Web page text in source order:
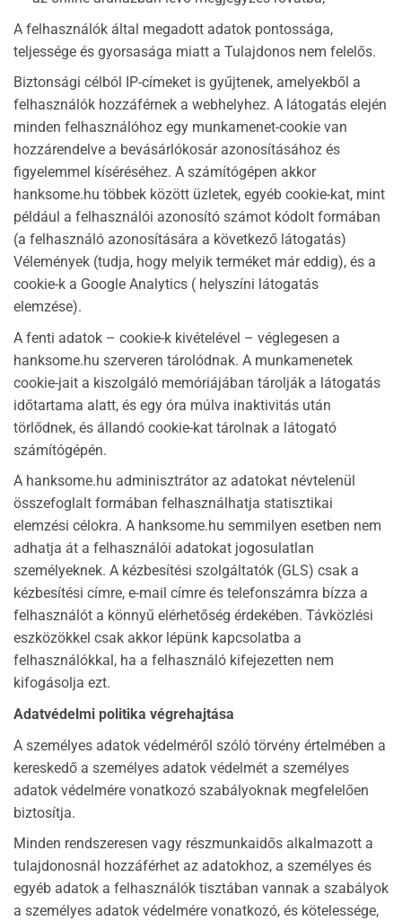
A felhasználók által megadott adatok pontossága,
teljessége és gyorsasága miatt a Tulajdonos nem felelős.
Biztonsági célból IP-címeket is gyűjtenek, amelyekből a
felhasználók hozzáférnek a webhelyhez. A látogatás elején
minden felhasználóhoz egy munkamenet-cookie van
hozzárendelve a bevásárlókosár azonosításához és
figyelemmel kíséréséhez. A számítógépen akkor
hanksome.hu többek között üzletek, egyéb cookie-kat, mint
például a felhasználói azonosító számot kódolt formában
(a felhasználó azonosítására a következő látogatás)
Vélemények (tudja, hogy melyik terméket már eddig), és a
cookie-k a Google Analytics ( helyszíni látogatás
elemzése).
A fenti adatok – cookie-k kivételével – véglegesen a
hanksome.hu szerveren tárolódnak. A munkamenetek
cookie-jait a kiszolgáló memóriájában tárolják a látogatás
időtartama alatt, és egy óra múlva inaktivitás után
törlődnek, és állandó cookie-kat tárolnak a látogató
számítógépén.
A hanksome.hu adminisztrátor az adatokat névtelenül
összefoglalt formában felhasználhatja statisztikai
elemzési célokra. A hanksome.hu semmilyen esetben nem
adhatja át a felhasználói adatokat jogosulatlan
személyeknek. A kézbesítési szolgáltatók (GLS) csak a
kézbesítési címre, e-mail címre és telefonszámra bízza a
felhasználót a könnyű elérhetőség érdekében. Távközlési
eszközökkel csak akkor lépünk kapcsolatba a
felhasználókkal, ha a felhasználó kifejezetten nem
kifogásolja ezt.
Adatvédelmi politika végrehajtása
A személyes adatok védelméről szóló törvény értelmében a
kereskedő a személyes adatok védelmét a személyes
adatok védelmére vonatkozó szabályoknak megfelelően
biztosítja.
Minden rendszeresen vagy részmunkaidős alkalmazott a
tulajdonosnál hozzáférhet az adatokhoz, a személyes és
egyéb adatok a felhasználók tisztában vannak a szabályok
a személyes adatok védelmére vonatkozó, és kötelessége,